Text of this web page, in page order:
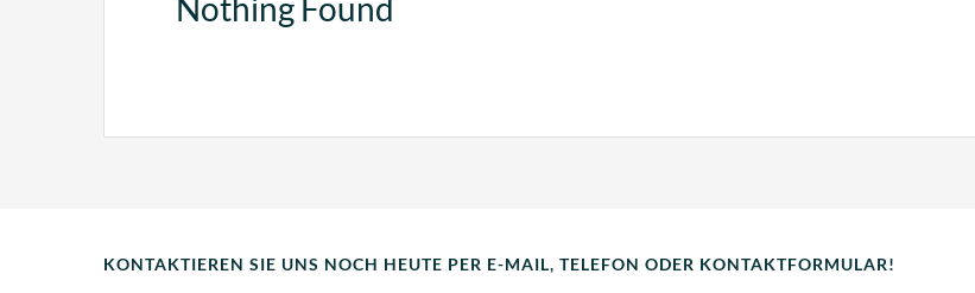
Nothing Found
KONTAKTIEREN SIE UNS NOCH HEUTE PER E-MAIL, TELEFON ODER KONTAKTFORMULAR!